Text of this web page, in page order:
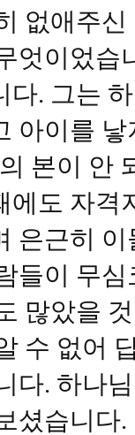
없애주
엇이었습
다. 그는
아이를
본이 안
에도 자격
은근히
들이 무
많았을
수 없어
다. 하나
셨습니다